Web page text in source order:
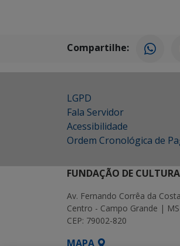
Compartilhe:
LGPD
Fala Servidor
Acessibilidade
Ordem Cronológica de
FUNDAÇÃO DE
Av. Fernando Corrêa da
Centro - Campo Grande | MS
CEP: 79002-820
MAPA